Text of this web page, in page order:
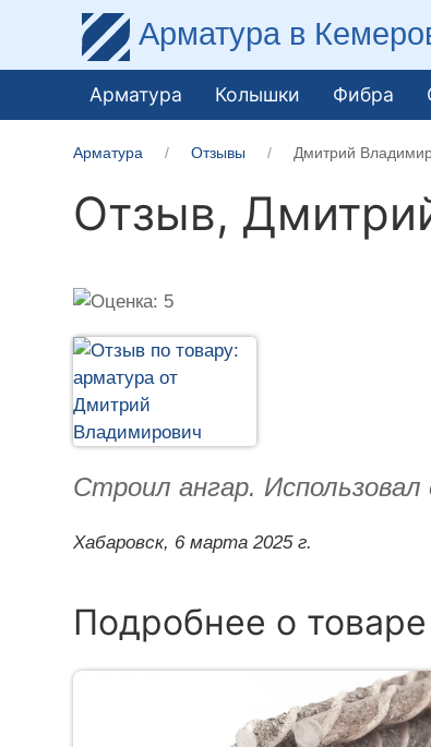
Арматура в
Арматура Колышки Фибра
Арматура Отзывы Дмитрий
Отзыв,
Строил ангар.
Хабаровск, 6 марта 2025 г.
Подробнее о товаре